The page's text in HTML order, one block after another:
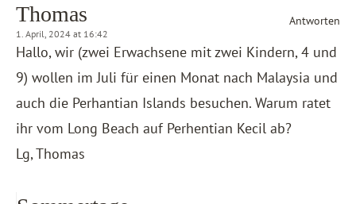
Thomas
1. April, 2024 at 16:42
Antworten
Hallo, wir (zwei Erwachsene mit zwei Kindern, 4 und
9) wollen im Juli für einen Monat nach Malaysia und
auch die Perhantian Islands besuchen. Warum ratet
ihr vom Long Beach auf Perhentian Kecil ab?
Lg, Thomas